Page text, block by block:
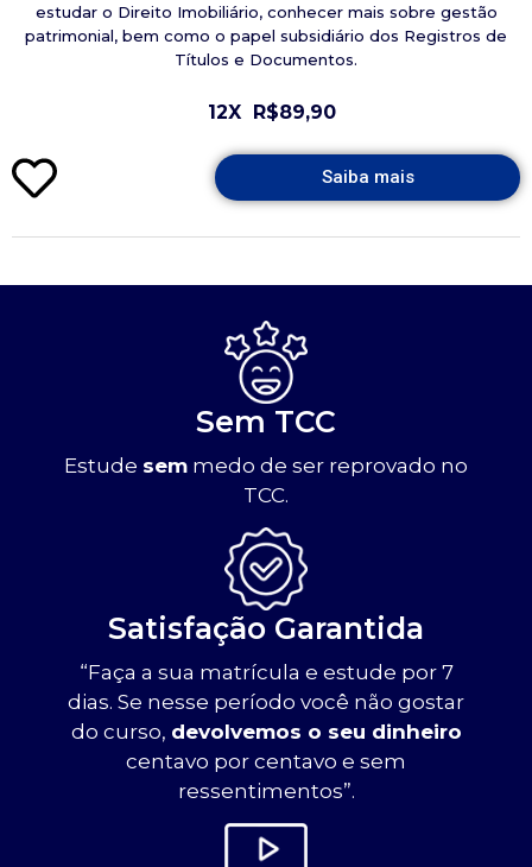
estudar o Direito Imobiliário, conhecer mais sobre gestão
patrimonial, bem como o papel subsidiário dos Registros de
Títulos e Documentos.
12X R$89,90
Saiba mais
Sem TCC
Estude sem medo de ser reprovado no
TCC.
Satisfação Garantida
“Faça a sua matrícula e estude por 7
dias. Se nesse período você não gostar
do curso, devolvemos o seu dinheiro
centavo por centavo e sem
ressentimentos”.